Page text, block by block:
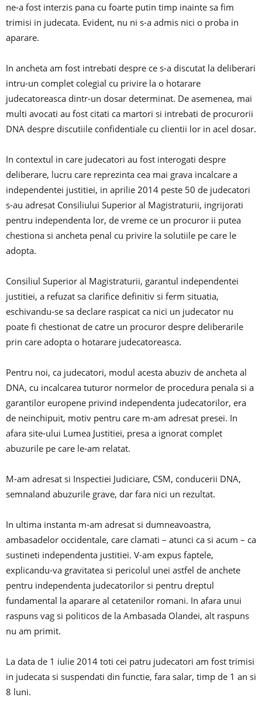
ne-a fost interzis pana cu foarte putin timp inainte sa fim
trimisi in judecata. Evident, nu ni s-a admis nici o proba in
aparare.
In ancheta am fost intrebati despre ce s-a discutat la deliberari
intru-un complet colegial cu privire la o hotarare
judecatoreasca dintr-un dosar determinat. De asemenea, mai
multi avocati au fost citati ca martori si intrebati de procurorii
DNA despre discutiile confidentiale cu clientii lor in acel dosar.
In contextul in care judecatori au fost interogati despre
deliberare, lucru care reprezinta cea mai grava incalcare a
independentei justitiei, in aprilie 2014 peste 50 de judecatori
s-au adresat Consiliului Superior al Magistraturii, ingrijorati
pentru independenta lor, de vreme ce un procuror ii putea
chestiona si ancheta penal cu privire la solutiile pe care le
adopta.
Consiliul Superior al Magistraturii, garantul independentei
justitiei, a refuzat sa clarifice definitiv si ferm situatia,
eschivandu-se sa declare raspicat ca nici un judecator nu
poate fi chestionat de catre un procuror despre deliberarile
prin care adopta o hotarare judecatoreasca.
Pentru noi, ca judecatori, modul acesta abuziv de ancheta al
DNA, cu incalcarea tuturor normelor de procedura penala si a
garantilor europene privind independenta judecatorilor, era
de neinchipuit, motiv pentru care m-am adresat presei. In
afara site-ului Lumea Justitiei, presa a ignorat complet
abuzurile pe care le-am relatat.
M-am adresat si Inspectiei Judiciare, CSM, conducerii DNA,
semnaland abuzurile grave, dar fara nici un rezultat.
In ultima instanta m-am adresat si dumneavoastra,
ambasadelor occidentale, care clamati – atunci ca si acum – ca
sustineti independenta justitiei. V-am expus faptele,
explicandu-va gravitatea si pericolul unei astfel de anchete
pentru independenta judecatorilor si pentru dreptul
fundamental la aparare al cetatenilor romani. In afara unui
raspuns vag si politicos de la Ambasada Olandei, alt raspuns
nu am primit.
La data de 1 iulie 2014 toti cei patru judecatori am fost trimisi
in judecata si suspendati din functie, fara salar, timp de 1 an si
8 luni.